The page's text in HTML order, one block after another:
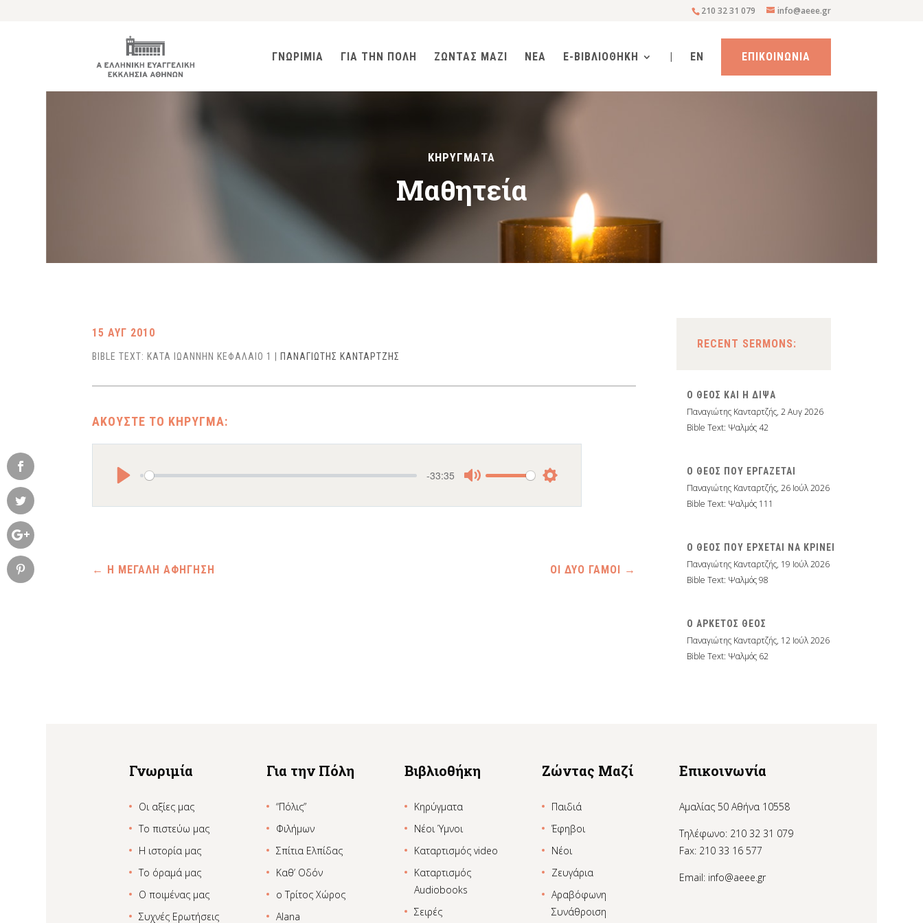
210 32 31 079 info@aeee.gr
ΓΝΩΡΙΜΙΑ ΓΙΑ ΤΗΝ ΠΟΛΗ ΖΩΝΤΑΣ ΜΑΖΙ ΝΕΑ E-ΒΙΒΛΙΟΘΗΚΗ | EN ΕΠΙΚΟΙΝΩΝΙΑ
ΚΗΡΥΓΜΑΤΑ
Μαθητεία
15 ΑΥΓ 2010
BIBLE TEXT: ΚΑΤΑ ΙΩΑΝΝΗΝ ΚΕΦΑΛΑΙΟ 1 ΠΑΝΑΓΙΩΤΗΣ ΚΑΝΤΑΡΤΖΗΣ
-33:35
← Η ΜΕΓΑΛΗ ΑΦΗΓΗΣΗ ΟΙ ΔΥΟ ΓΑΜΟΙ →
RECENT SERMONS:
Ο ΘΕΟΣ ΚΑΙ Η ΔΙΨΑ
Παναγιώτης Κανταρτζής,2 Αυγ 2026
Bible Text: Ψαλμός 42
Ο ΘΕΟΣ ΠΟΥ ΕΡΓΑΖΕΤΑΙ
Παναγιώτης Κανταρτζής,26 Ιούλ 2026
Bible Text: Ψαλμός 111
Ο ΘΕΟΣ ΠΟΥ ΕΡΧΕΤΑΙ ΝΑ ΚΡΙΝΕΙ
Παναγιώτης Κανταρτζής, 19 Ιούλ 2026
Bible Text: Ψαλμός 98
Ο ΑΡΚΕΤΟΣ ΘΕΟΣ
Παναγιώτης Κανταρτζής, 12 Ιούλ 2026
Bible Text: Ψαλμός 62
Γνωριμία
Οι αξίες μας
Το πιστεύω μας
Η ιστορία μας
Το όραμά μας
Ο ποιμένας μας
Συχνές Ερωτήσεις
Για την Πόλη
“Πόλις”
Φιλήμων
Σπίτια Ελπίδας
Καθ’ Οδόν
ο Τρίτος Χώρος
Alana
Βιβλιοθήκη
Κηρύγματα
Νέοι Ύμνοι
Καταρτισμός video
Καταρτισμός
Audiobooks
Σειρές
Ζώντας Μαζί
Παιδιά
Έφηβοι
Νέοι
Ζευγάρια
Αραβόφωνη
Συνάθροιση
Επικοινωνία
Αμαλίας 50 Αθήνα 10558
Τηλέφωνο: 210 32 31 079
Fax: 210 33 16 577
Email: info@aeee.gr